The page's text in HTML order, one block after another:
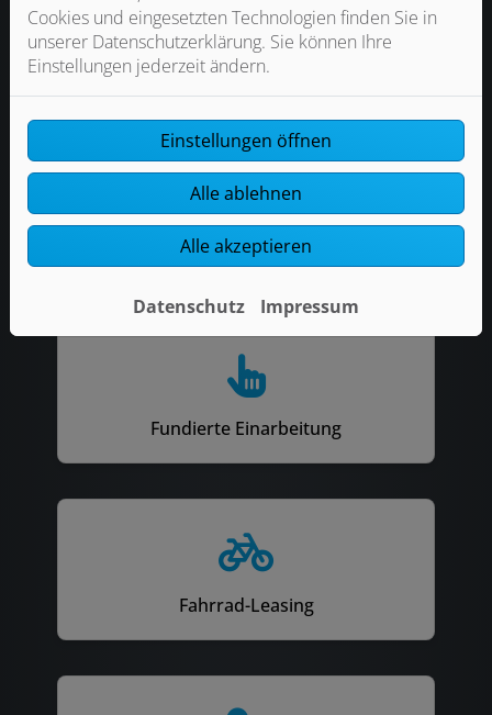
Entwicklungsmöglichkeiten im
Unternehmen
Firmenwagen mit moderner
Fahrzeugeinrichtung
Fundierte Einarbeitung
Fahrrad-Leasing
Cookies und eingesetzten Technologien finden Sie in
unserer Datenschutzerklärung. Sie können Ihre
Einstellungen jederzeit ändern.
Einstellungen öffnen
Alle ablehnen
Alle akzeptieren
Datenschutz Impressum